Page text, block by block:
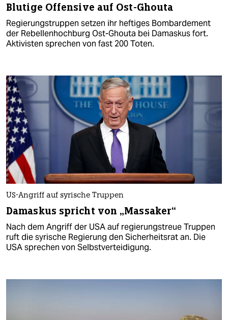
Blutige Offensive auf Ost-Ghouta
Regierungstruppen setzen ihr heftiges Bombardement
der Rebellenhochburg Ost-Ghouta bei Damaskus fort.
Aktivisten sprechen von fast 200 Toten.
US-Angriff auf syrische Truppen
Damaskus spricht von „Massaker“
Nach dem Angriff der USA auf regierungstreue Truppen
ruft die syrische Regierung den Sicherheitsrat an. Die
USA sprechen von Selbstverteidigung.